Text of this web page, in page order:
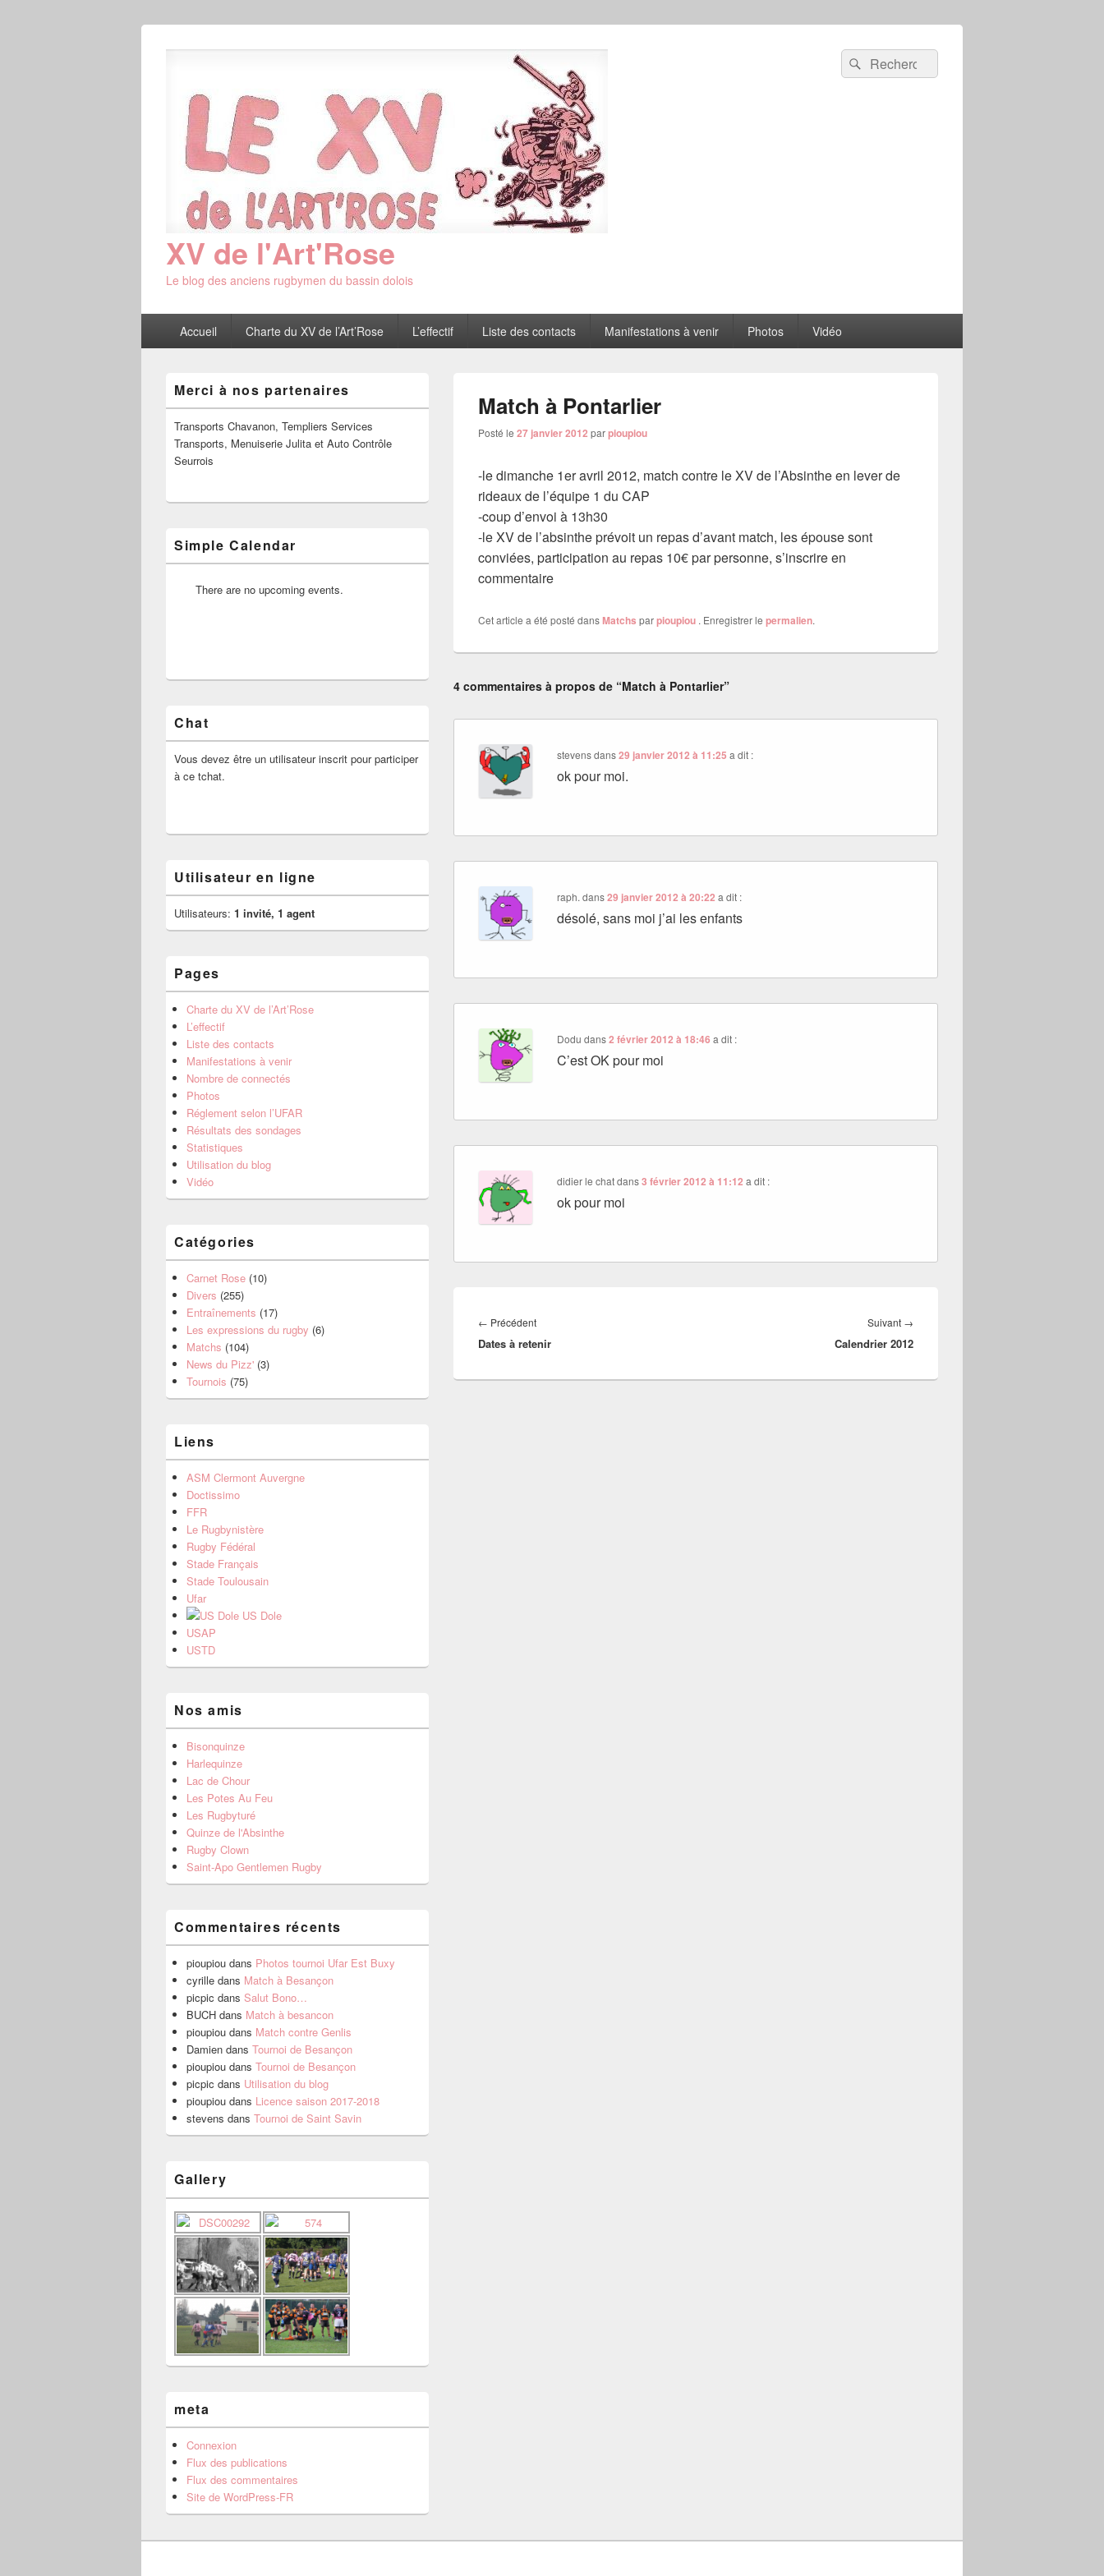
XV de l'Art'Rose
Le blog des anciens rugbymen du bassin dolois
Recherche :
Rechercher
principalAccueil Charte du XV de l’Art’Rose L’effectif Liste des contacts Manifestations à venir Photos Vidéo
Match à Pontarlier
Posté le 27 janvier 2012 parpioupiou
-le dimanche 1er avril 2012, match contre le XV de l’Absinthe en lever de
rideaux de l’équipe 1 du CAP
-coup d’envoi à 13h30
-le XV de l’absinthe prévoit un repas d’avant match, les épouse sont
conviées, participation au repas 10€ par personne, s’inscrire en
commentaire
Cet article a été posté dansMatchs parpioupiou . Enregistrer le permalien.
4 commentaires à propos de “Match à Pontarlier”
stevensdans29 janvier 2012 à 11:25 a dit :
ok pour moi.
raph. dans29 janvier 2012 à 20:22 a dit :
désolé, sans moi j’ai les enfants
Dodu dans2 février 2012 à 18:46 a dit :
C’est OK pour moi
didier le chatdans3 février 2012 à 11:12 a dit :
ok pour moi
de
l’article
← PrécédentArticle
précédent :
Dates à retenir
Suivant →
suivant :
Calendrier 2012
principale
de
widget
pour
barre
Merci à nos partenaires
Transports Chavanon, Templiers Services
Transports, Menuiserie Julita et Auto Contrôle
Seurrois
Simple Calendar
There are no upcoming events.
Chat
Vous devez être un utilisateur inscrit pour participer
à ce tchat.
Utilisateur en ligne
Utilisateurs: 1 invité, 1 agent
Pages
Charte du XV de l’Art’Rose
L’effectif
Liste des contacts
Manifestations à venir
Nombre de connectés
Photos
Réglement selon l’UFAR
Résultats des sondages
Statistiques
Utilisation du blog
Vidéo
Catégories
Carnet Rose (10)
Divers (255)
Entraînements (17)
Les expressions du rugby (6)
Matchs (104)
News du Pizz' (3)
Tournois (75)
Liens
ASM Clermont Auvergne
Doctissimo
FFR
Le Rugbynistère
Rugby Fédéral
Stade Français
Stade Toulousain
Ufar
US Dole
USAP
USTD
Nos amis
Bisonquinze
Harlequinze
Lac de Chour
Les Potes Au Feu
Les Rugbyturé
Quinze de l'Absinthe
Rugby Clown
Saint-Apo Gentlemen Rugby
Commentaires récents
pioupiou dans Photos tournoi Ufar Est Buxy
cyrille dans Match à Besançon
picpic dans Salut Bono…
BUCH dans Match à besancon
pioupiou dans Match contre Genlis
Damien dans Tournoi de Besançon
pioupiou dans Tournoi de Besançon
picpic dans Utilisation du blog
pioupiou dans Licence saison 2017-2018
stevens dans Tournoi de Saint Savin
Gallery
meta
Connexion
Flux des publications
Flux des commentaires
Site de WordPress-FR